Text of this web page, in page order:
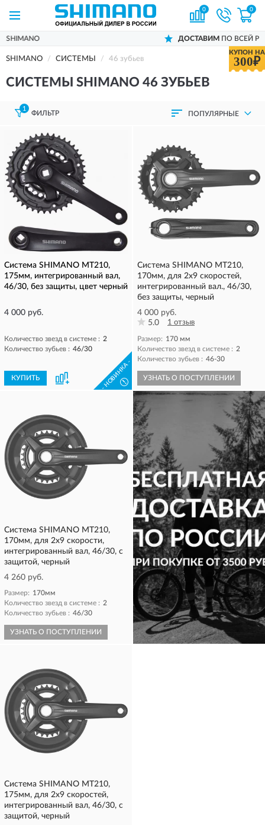
0 0
ДОСТАВИМПО ВСЕЙ РОССИИ
КУПОН НА
300₽
SHIMANO СИСТЕМЫ 46 зубьев
СИСТЕМЫ SHIMANO 46 ЗУБЬЕВ
1
ФИЛЬТР ПОПУЛЯРНЫЕ
Система SHIMANO MT210,
175мм, интегрированный вал,
46/30, без защиты, цвет черный
4 000 руб.
Количество звезд в системе : 2
Количество зубьев : 46/30
КУПИТЬ - НОВИНКА -
!
Система SHIMANO MT210,
170мм, для 2x9 скоростей,
интегрированный вал., 46/30,
без защиты, черный
4 000 руб.
5.0
1 отзыв
Размер: 170 мм
Количество звезд в системе : 2
Количество зубьев : 46-30
УЗНАТЬ О ПОСТУПЛЕНИИ
Система SHIMANO MT210,
170мм, для 2x9 скорости,
интегрированный вал, 46/30, с
защитой, черный
4 260 руб.
Размер: 170мм
Количество звезд в системе : 2
Количество зубьев : 46/30
УЗНАТЬ О ПОСТУПЛЕНИИ КУПИТЬ
Система SHIMANO MT210,
175мм, для 2x9 скоростей,
интегрированный вал, 46/30, с
защитой, черный